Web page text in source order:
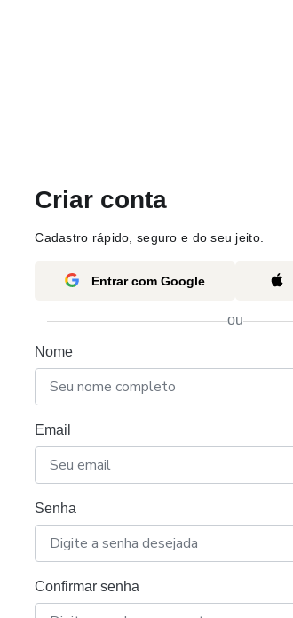
Criar conta
Cadastro rápido, seguro e do seu jeito.
Entrar com Google
ou
Nome
Email
Senha
Confirmar senha